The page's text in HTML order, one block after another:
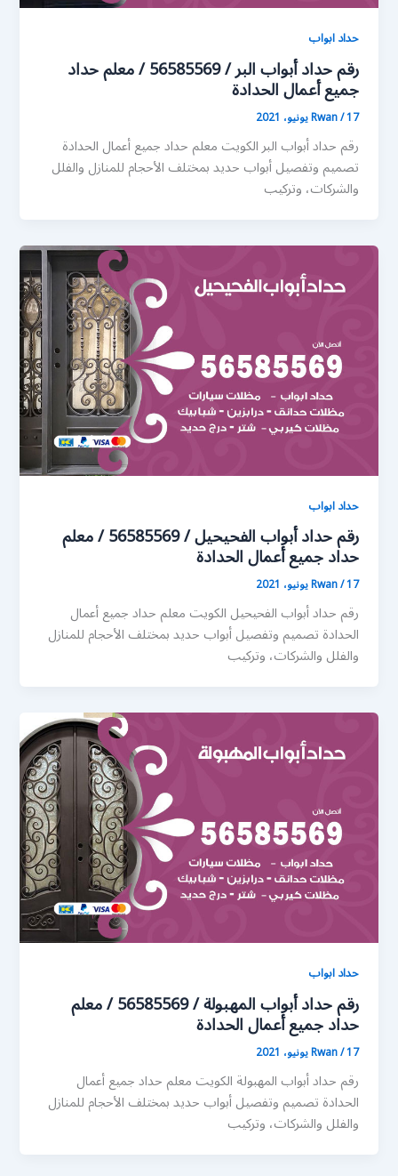
حداد ابواب
رقم حداد أبواب البر / 56585569 / معلم حداد
جميع أعمال الحدادة
Rwan/17 يونيو، 2021
رقم حداد أبواب البر الكويت معلم حداد جميع أعمال الحدادة
تصميم وتفصيل أبواب حديد بمختلف الأحجام للمنازل والفلل
والشركات، وتركيب
حداد ابواب
رقم حداد أبواب الفحيحيل / 56585569 / معلم
حداد جميع أعمال الحدادة
Rwan/17 يونيو، 2021
رقم حداد أبواب الفحيحيل الكويت معلم حداد جميع أعمال
الحدادة تصميم وتفصيل أبواب حديد بمختلف الأحجام للمنازل
والفلل والشركات، وتركيب
حداد ابواب
رقم حداد أبواب المهبولة / 56585569 / معلم
حداد جميع أعمال الحدادة
Rwan/17 يونيو، 2021
رقم حداد أبواب المهبولة الكويت معلم حداد جميع أعمال
الحدادة تصميم وتفصيل أبواب حديد بمختلف الأحجام للمنازل
والفلل والشركات، وتركيب